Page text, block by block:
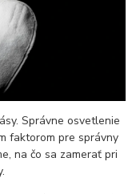
Správne osvetlenie
faktorom pre správny
na čo sa zamerať pri